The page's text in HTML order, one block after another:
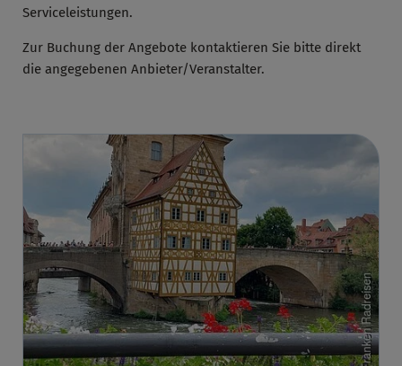
Serviceleistungen.
Zur Buchung der Angebote kontaktieren Sie bitte direkt
die angegebenen Anbieter/Veranstalter.